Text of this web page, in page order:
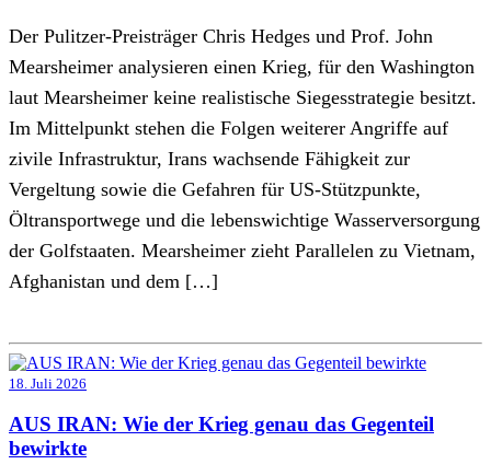
Der Pulitzer-Preisträger Chris Hedges und Prof. John
Mearsheimer analysieren einen Krieg, für den Washington
laut Mearsheimer keine realistische Siegesstrategie besitzt.
Im Mittelpunkt stehen die Folgen weiterer Angriffe auf
zivile Infrastruktur, Irans wachsende Fähigkeit zur
Vergeltung sowie die Gefahren für US-Stützpunkte,
Öltransportwege und die lebenswichtige Wasserversorgung
der Golfstaaten. Mearsheimer zieht Parallelen zu Vietnam,
Afghanistan und dem […]
18. Juli 2026
AUS IRAN: Wie der Krieg genau das Gegenteil
bewirkte